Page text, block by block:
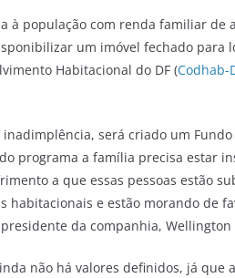
à população com renda familiar de
um imóvel fechado para
Habitacional do DF (Codhab-
inadimplência, será criado um
programa a família precisa estar
a que essas pessoas estão
habitacionais e estão morando de
da companhia, Wellington
não há valores definidos, já que